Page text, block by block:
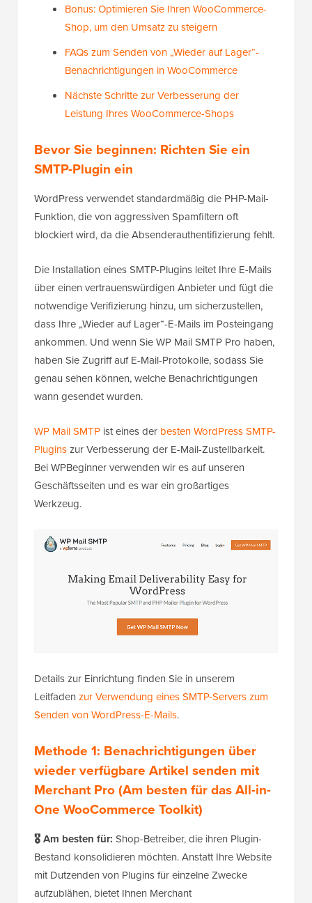
Bonus: Optimieren Sie Ihren WooCommerce-
Shop, um den Umsatz zu steigern
FAQs zum Senden von „Wieder auf Lager“-
Benachrichtigungen in WooCommerce
Nächste Schritte zur Verbesserung der
Leistung Ihres WooCommerce-Shops
Bevor Sie beginnen: Richten Sie ein
SMTP-Plugin ein
WordPress verwendet standardmäßig die PHP-Mail-
Funktion, die von aggressiven Spamfiltern oft
blockiert wird, da die Absenderauthentifizierung fehlt.
Die Installation eines SMTP-Plugins leitet Ihre E-Mails
über einen vertrauenswürdigen Anbieter und fügt die
notwendige Verifizierung hinzu, um sicherzustellen,
dass Ihre „Wieder auf Lager“-E-Mails im Posteingang
ankommen. Und wenn Sie WP Mail SMTP Pro haben,
haben Sie Zugriff auf E-Mail-Protokolle, sodass Sie
genau sehen können, welche Benachrichtigungen
wann gesendet wurden.
WP Mail SMTP ist eines der besten WordPress SMTP-
Pluginszur Verbesserung der E-Mail-Zustellbarkeit.
Bei WPBeginner verwenden wir es auf unseren
Geschäftsseiten und es war ein großartiges
Werkzeug.
Details zur Einrichtung finden Sie in unserem
Leitfaden zur Verwendung eines SMTP-Servers zum
Senden von WordPress-E-Mails.
Methode 1: Benachrichtigungen über
wieder verfügbare Artikel senden mit
Merchant Pro (Am besten für das All-in-
One WooCommerce Toolkit)
🎖️ Am besten für: Shop-Betreiber, die ihren Plugin-
Bestand konsolidieren möchten. Anstatt Ihre Website
mit Dutzenden von Plugins für einzelne Zwecke
aufzublähen, bietet Ihnen Merchant